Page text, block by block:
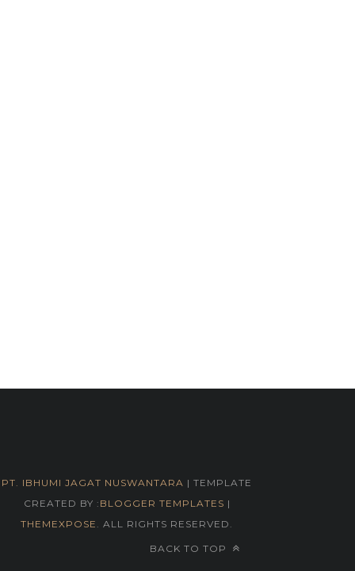
PT. IBHUMI JAGAT NUSWANTARA | TEMPLATE
CREATED BY : BLOGGER TEMPLATES |
THEMEXPOSE
. ALL RIGHTS RESERVED.
BACK TO TOP